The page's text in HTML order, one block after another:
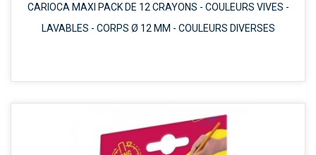
CARIOCA MAXI PACK DE 12 CRAYONS - COULEURS VIVES -
LAVABLES - CORPS Ø 12 MM - COULEURS DIVERSES